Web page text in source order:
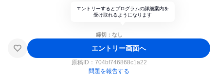
エントリーするとプログラムの詳細案内を
受け取れるようになります
締切：なし
エントリー画面へ
原稿ID： 704bf746868c1a22
問題を報告する